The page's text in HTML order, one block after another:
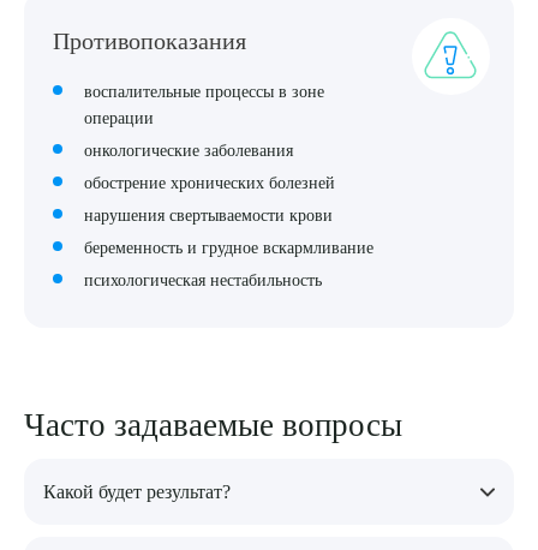
Противопоказания
воспалительные процессы в зоне
операции
онкологические заболевания
обострение хронических болезней
нарушения свертываемости крови
беременность и грудное вскармливание
психологическая нестабильность
Часто задаваемые вопросы
Какой будет результат?